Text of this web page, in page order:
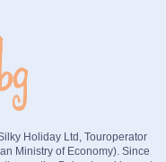
Holiday Ltd, Touroperator
Ministry of Economy). Since